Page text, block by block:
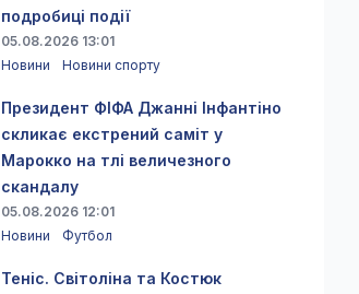
подробиці події
05.08.2026 13:01
Новини
Новини спорту
Президент ФІФА Джанні Інфантіно
скликає екстрений саміт у
Марокко на тлі величезного
скандалу
05.08.2026 12:01
Новини
Футбол
Теніс. Світоліна та Костюк